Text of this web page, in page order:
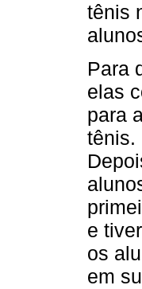
tênis
Para
elas
para
tênis.
e
os
em